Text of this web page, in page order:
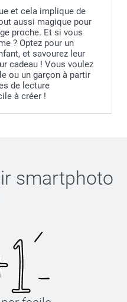
et cela implique de
aussi magique pour
proche. Et si vous
? Optez pour un
et savourez leur
cadeau ! Vous voulez
ou un garçon à partir
de lecture
à créer !
smartphoto